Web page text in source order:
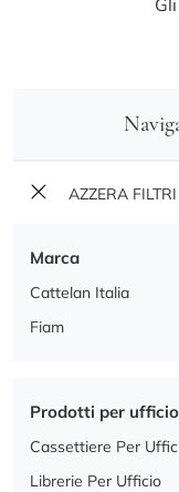
AZZERA FILTRI
Marca
Cattelan Italia
Fiam
Prodotti per ufficio
Cassettiere Per
Librerie Per Ufficio